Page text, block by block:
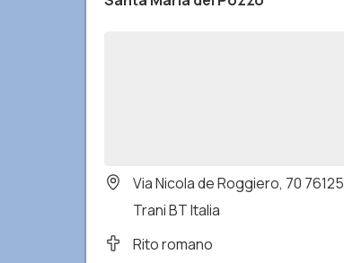
Via Nicola de Roggiero, 70 76125
Trani BT Italia
Rito romano